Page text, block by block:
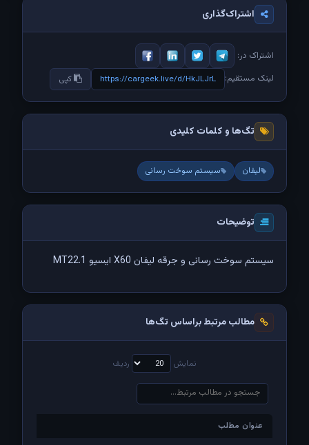
اشتراک‌گذاری
اشتراک در:
لینک مستقیم: https://cargeek.live/d/HkJLJrL کپی
تگ‌ها و کلمات کلیدی
لیفان سیستم سوخت رسانی
توضیحات
سیستم سوخت رسانی و جرقه لیفان X60 ایسیو MT22.1
مطالب مرتبط براساس تگ‌ها
نمایش ردیف
عنوان مطلب